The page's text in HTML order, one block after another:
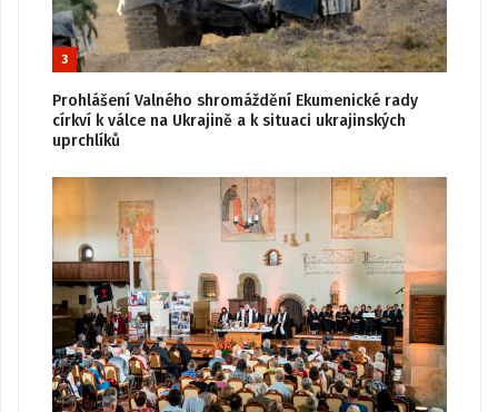
3
Prohlášení Valného shromáždění Ekumenické rady
církví k válce na Ukrajině a k situaci ukrajinských
uprchlíků